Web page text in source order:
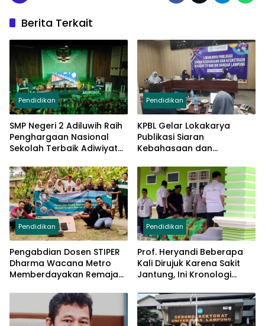
Berita Terkait
Pendidikan
SMP Negeri 2 Adiluwih Raih
Penghargaan Nasional
Sekolah Terbaik Adiwiyata,
Pendidikan
KPBL Gelar Lokakarya
Publikasi Siaran
Kebahasaan dan
dan RRI Bandar Lampung
Pendidikan
Pengabdian Dosen STIPER
Dharma Wacana Metro
Memberdayakan Remaja
Astomulyo Melalui
Program PMP
Pendidikan
Prof. Heryandi Beberapa
Kali Dirujuk Karena Sakit
Jantung, Ini Kronologi